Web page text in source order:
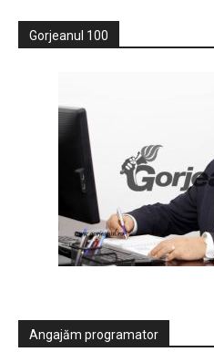
Gorjeanul 100
Angajăm programator